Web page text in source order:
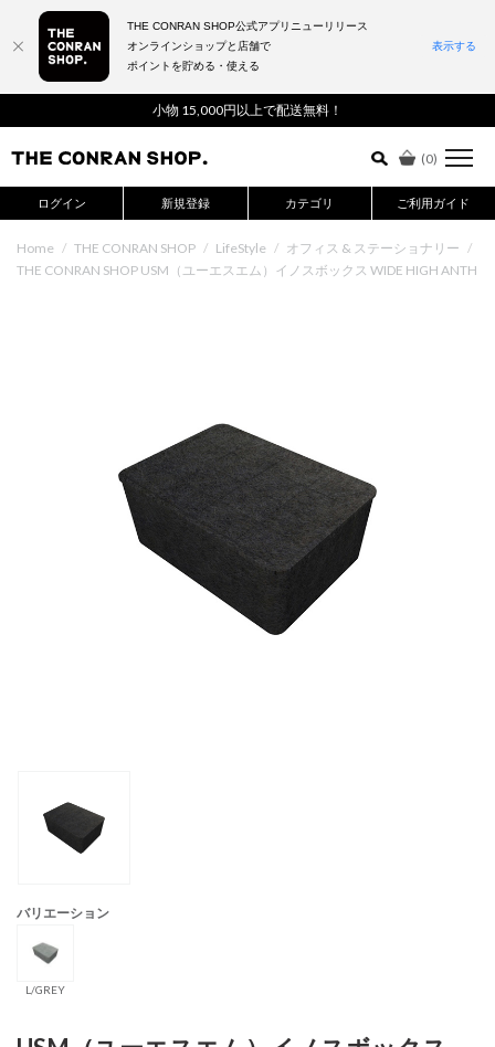
小物 15,000円以上で配送無料！
(0)
ログイン 新規登録 カテゴリ ご利用ガイド
詳細検索はこちら
Home / THE CONRAN SHOP / LifeStyle / オフィス & ステーショナリー /
THE CONRAN SHOP USM（ユーエスエム）イノスボックス WIDE HIGH ANTH
バリエーション
L/GREY
THE CONRAN SHOP公式アプリニューリリース
オンラインショップと店舗で
ポイントを貯める・使える
表示する